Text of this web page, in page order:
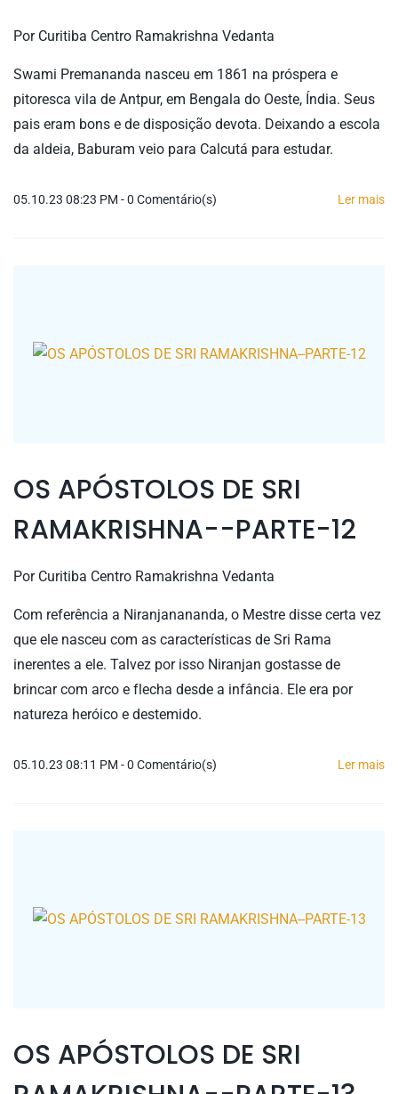
Por Curitiba Centro Ramakrishna Vedanta
Swami Premananda nasceu em 1861 na próspera e
pitoresca vila de Antpur, em Bengala do Oeste, Índia. Seus
pais eram bons e de disposição devota. Deixando a escola
da aldeia, Baburam veio para Calcutá para estudar.
05.10.23 08:23 PM -0 Comentário(s) Ler mais
OS APÓSTOLOS DE SRI
RAMAKRISHNA--PARTE-12
Por Curitiba Centro Ramakrishna Vedanta
Com referência a Niranjanananda, o Mestre disse certa vez
que ele nasceu com as características de Sri Rama
inerentes a ele. Talvez por isso Niranjan gostasse de
brincar com arco e flecha desde a infância. Ele era por
natureza heróico e destemido.
05.10.23 08:11 PM -0 Comentário(s) Ler mais
OS APÓSTOLOS DE SRI